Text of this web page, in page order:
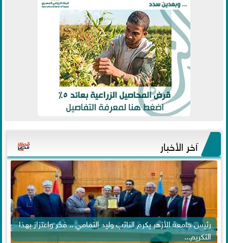
آخر الأخبار
رئيس جامعة الأزهر يكرم النائب وليد التمامي .. فخر واعتزاز بهذا
التكريم...